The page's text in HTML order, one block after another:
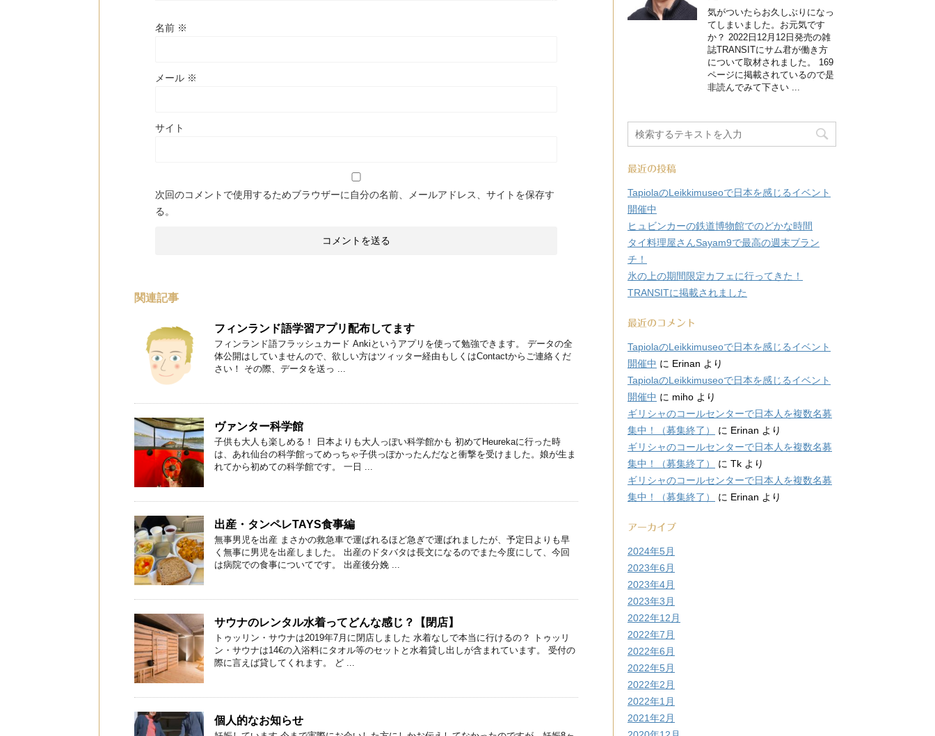
名前 ※
メール ※
サイト
次回のコメントで使用するためブラウザーに自分の名前、メールアドレス、サイトを保存す
る。
関連記事
フィンランド語学習アプリ配布してます
フィンランド語フラッシュカード Ankiというアプリを使って勉強できます。 データの全
体公開はしていませんので、欲しい方はツィッター経由もしくはContactからご連絡くだ
さい！ その際、データを送っ ...
ヴァンター科学館
子供も大人も楽しめる！ 日本よりも大人っぽい科学館かも 初めてHeurekaに行った時
は、あれ仙台の科学館ってめっちゃ子供っぽかったんだなと衝撃を受けました。娘が生ま
れてから初めての科学館です。 一日 ...
出産・タンペレTAYS食事編
無事男児を出産 まさかの救急車で運ばれるほど急ぎで運ばれましたが、予定日よりも早
く無事に男児を出産しました。 出産のドタバタは長文になるのでまた今度にして、今回
は病院での食事についてです。 出産後分娩 ...
サウナのレンタル水着ってどんな感じ？【閉店】
トゥッリン・サウナは2019年7月に閉店しました 水着なしで本当に行けるの？ トゥッリ
ン・サウナは14€の入浴料にタオル等のセットと水着貸し出しが含まれています。 受付の
際に言えば貸してくれます。 ど ...
個人的なお知らせ
気がついたらお久しぶりになっ
てしまいました。お元気です
か？ 2022日12月12日発売の雑
誌TRANSITにサム君が働き方
について取材されました。 169
ページに掲載されているので是
非読んでみて下さい ...
最近の投稿
TapiolaのLeikkimuseoで日本を感じるイベント
開催中
ヒュビンカーの鉄道博物館でのどかな時間
タイ料理屋さんSayam9で最高の週末ブラン
チ！
氷の上の期間限定カフェに行ってきた！
TRANSITに掲載されました
最近のコメント
TapiolaのLeikkimuseoで日本を感じるイベント
開催中 に Erinan より
TapiolaのLeikkimuseoで日本を感じるイベント
開催中 に miho より
ギリシャのコールセンターで日本人を複数名募
集中！（募集終了）
に Erinan より
ギリシャのコールセンターで日本人を複数名募
集中！（募集終了）
に Tk より
ギリシャのコールセンターで日本人を複数名募
集中！（募集終了）
に Erinan より
アーカイブ
2024年5月
2023年6月
2023年4月
2023年3月
2022年12月
2022年7月
2022年6月
2022年5月
2022年2月
2022年1月
2021年2月